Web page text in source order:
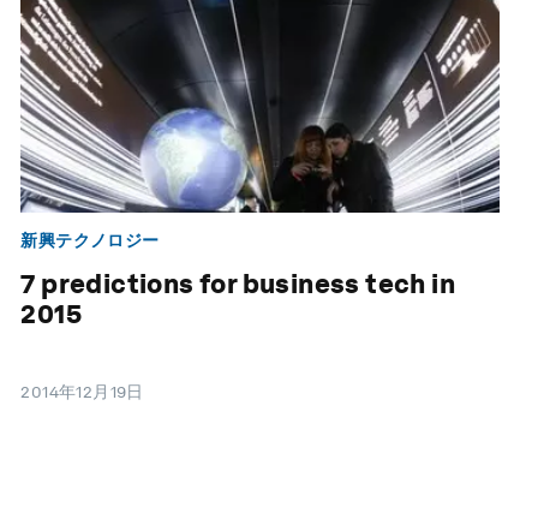
新興テクノロジー
7 predictions for business tech in
2015
2014年12月19日